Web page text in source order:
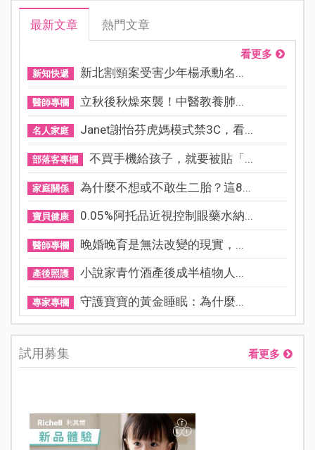
最新文章 熱門文章
看更多
新知快遞 新北割頸案受害少年楊承勳名...
醫師專欄 立秋後秋燥來襲！中醫教養肺...
名人家庭 Janet謝怡芬虎媽模式禁3C，看...
部落客專欄 不買手機給孩子，就要被貼「...
家庭關係 為什麼不想或不敢生二胎？這8...
寶貝健康 0.05%阿托品近視控制眼藥水納...
醫師專欄 晚婚晚育是無法改變的現實，...
產後照護 小說家青竹酒產後成半植物人...
專家專欄 守護寶寶的黃金睡眠：為什麼...
試用募集 看更多